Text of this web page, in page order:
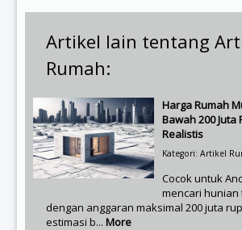
Artikel lain tentang
Rumah:
Harga Rumah
Bawah 200
Realistis
Kategori: Artikel
Cocok untuk
mencari hunian
dengan anggaran maksimal 200 juta
estimasi b... More